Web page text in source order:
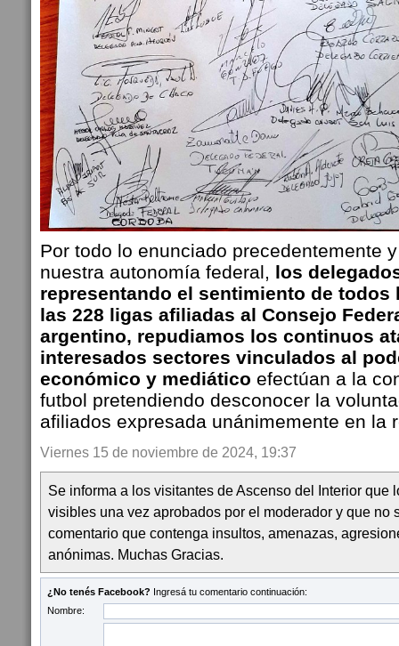
Por todo lo enunciado precedentemente
nuestra autonomía federal, los
representando el sentimiento de
las 228 ligas afiliadas al Consejo
argentino, repudiamos los continuos
interesados sectores vinculados al
económico y mediático efectúan a la
futbol pretendiendo desconocer la
afiliados expresada unánimemente en la
Viernes 15 de noviembre de 2024, 19:37
Se informa a los visitantes de Ascenso del Interior que
visibles una vez aprobados por el moderador y que no
comentario que contenga insultos, amenazas,
anónimas. Muchas Gracias.
¿No tenés Facebook? Ingresá tu comentario continuación:
Nombre: